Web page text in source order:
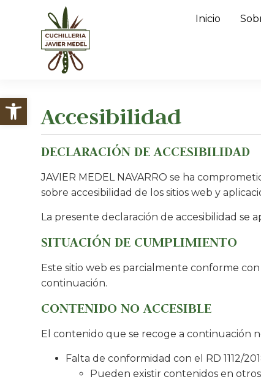
Abrir barra de herramientas
Inicio
Accesibilidad
DECLARACIÓN DE ACCESIBILIDAD
JAVIER MEDEL NAVARRO se ha
sobre accesibilidad de los sitios web y
La presente declaración de accesibilidad se
SITUACIÓN DE CUMPLIMIENTO
Este sitio web es parcialmente conforme
continuación.
CONTENIDO NO ACCESIBLE
El contenido que se recoge a continuación
Falta de conformidad con el RD 1112/
Pueden existir contenidos en